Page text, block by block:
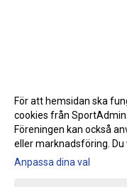
Gå till
För att hemsidan ska
cookies från
Föreningen kan också
eller marknadsföring. Du
Anpassa dina val